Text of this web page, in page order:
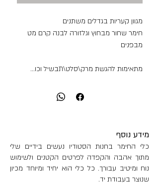
מגוון קעריות בגדלים משתנים
חימר שחור מבחוץ וגלזורה לבנה קרם מט
מבפנים
מתאימות להגשת מרק\סלט\תבשיל וכו...
מידע נוסף
כלי החימר בחנות הסטודיו נעשים בידיים שלי
מתוך אהבה והקפדה לפרטים הקטנים ולשימוש
נוח ומיטיב עבורך. כל כלי הוא יחיד ומיוחד מכיון
שנוצר בעבודת יד.